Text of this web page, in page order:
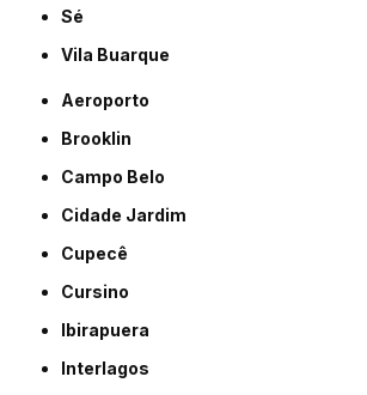
Sé
Vila Buarque
Aeroporto
Brooklin
Campo Belo
Cidade Jardim
Cupecê
Cursino
Ibirapuera
Interlagos